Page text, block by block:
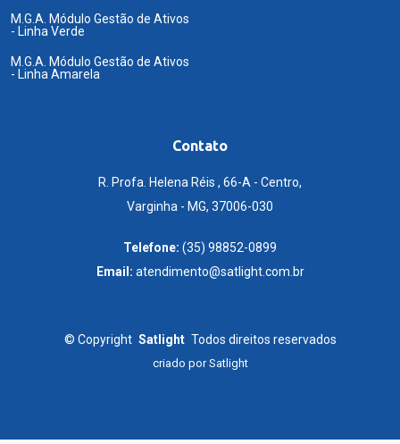
M.G.A. Módulo Gestão de Ativos
- Linha Verde
M.G.A. Módulo Gestão de Ativos
- Linha Amarela
Contato
R. Profa. Helena Réis , 66-A - Centro,
Varginha - MG, 37006-030
Telefone: (35) 98852-0899
Email: atendimento@satlight.com.br
© Copyright Satlight Todos direitos reservados
criado porSatlight